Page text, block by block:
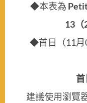
◆本表為
13（
◆首日（11月
建議使用瀏覽